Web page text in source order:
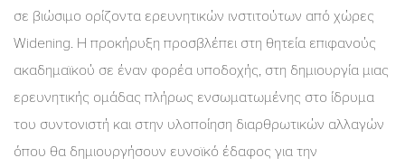
σε βιώσιμο ορίζοντα ερευνητικών ινστιτούτων από χώρες
Widening. Η προκήρυξη προσβλέπει στη θητεία επιφανούς
ακαδημαϊκού σε έναν φορέα υποδοχής, στη δημιουργία μιας
ερευνητικής ομάδας πλήρως ενσωματωμένης στο ίδρυμα
του συντονιστή και στην υλοποίηση διαρθρωτικών αλλαγών
όπου θα δημιουργήσουν ευνοϊκό έδαφος για την